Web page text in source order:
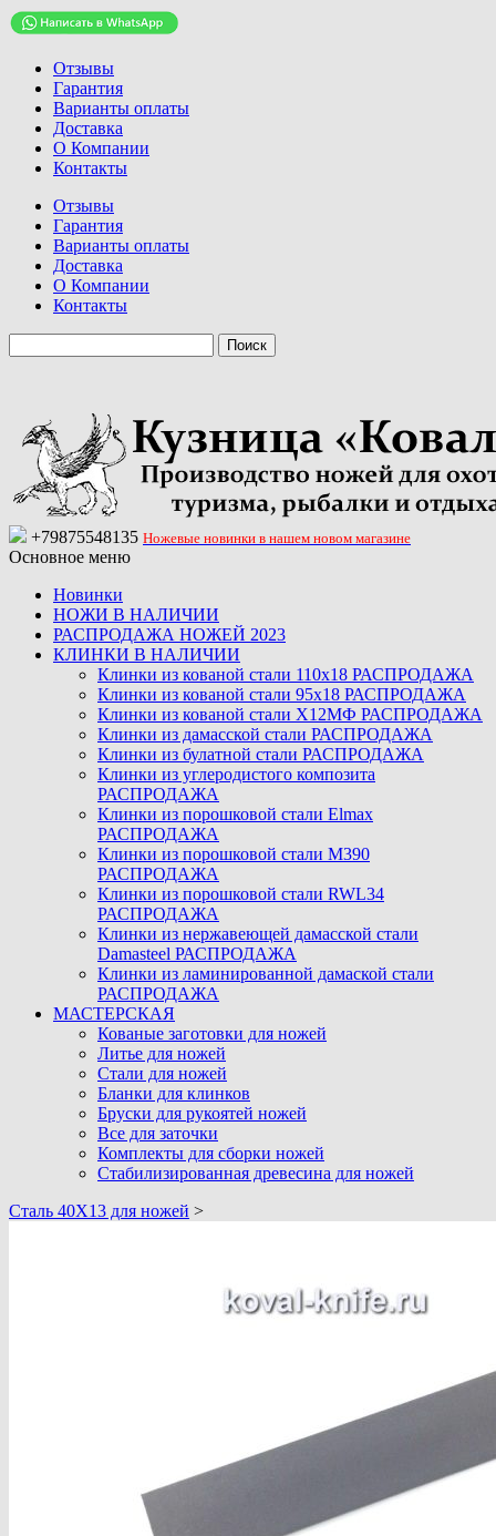
Отзывы
Гарантия
Варианты оплаты
Доставка
О Компании
Контакты
Отзывы
Гарантия
Варианты оплаты
Доставка
О Компании
Контакты
+79875548135 Ножевые новинки в нашем новом магазине
Основное меню
Новинки
НОЖИ В НАЛИЧИИ
РАСПРОДАЖА НОЖЕЙ 2023
КЛИНКИ В НАЛИЧИИ
Клинки из кованой стали 110х18 РАСПРОДАЖА
Клинки из кованой стали 95х18 РАСПРОДАЖА
Клинки из кованой стали Х12МФ РАСПРОДАЖА
Клинки из дамасской стали РАСПРОДАЖА
Клинки из булатной стали РАСПРОДАЖА
Клинки из углеродистого композита
РАСПРОДАЖА
Клинки из порошковой стали Elmax
РАСПРОДАЖА
Клинки из порошковой стали M390
РАСПРОДАЖА
Клинки из порошковой стали RWL34
РАСПРОДАЖА
Клинки из нержавеющей дамасской стали
Damasteel РАСПРОДАЖА
Клинки из ламинированной дамаской стали
РАСПРОДАЖА
МАСТЕРСКАЯ
Кованые заготовки для ножей
Литье для ножей
Стали для ножей
Бланки для клинков
Бруски для рукоятей ножей
Все для заточки
Комплекты для сборки ножей
Стабилизированная древесина для ножей
Cталь 40Х13 для ножей >